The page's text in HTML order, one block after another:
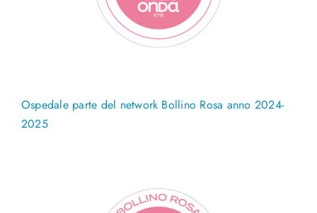
Ospedale parte del network Bollino Rosa anno 2024-
2025